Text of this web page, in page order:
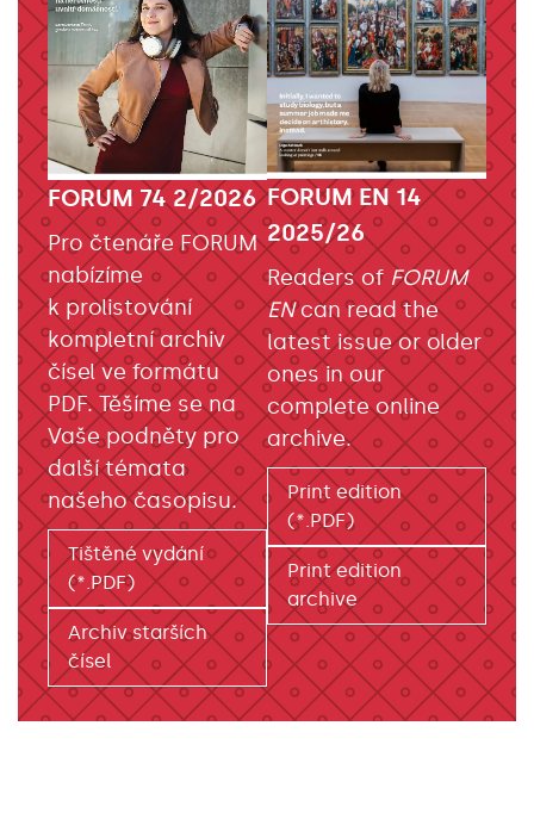
FORUM 74 2/2026
Pro čtenáře FORUM
nabízíme
k prolistování
kompletní archiv
čísel ve formátu
PDF. Těšíme se na
Vaše podněty pro
další témata
našeho časopisu.
Tištěné vydání
(*.PDF)
Archiv starších
čísel
FORUM EN 14
2025/26
Readers of FORUM
ENcan read the
latest issue or older
ones in our
complete online
archive.
Print edition
(*.PDF)
Print edition
archive